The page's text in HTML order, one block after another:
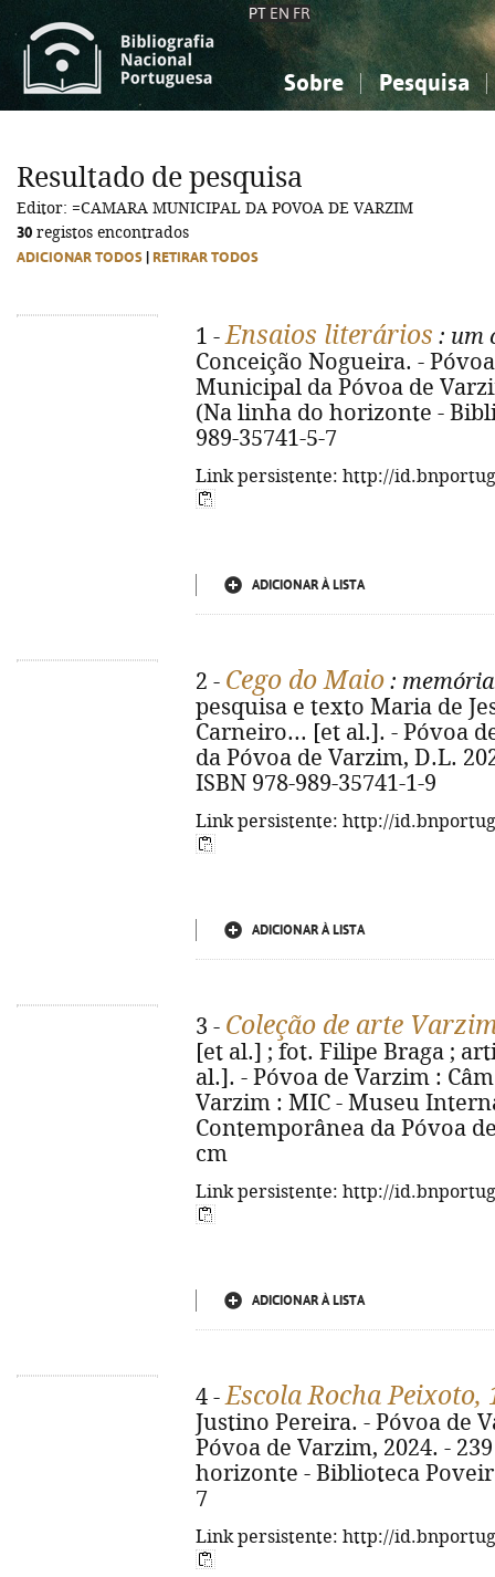
PT EN FR
Sobre Pesquisa
Ciências sociais...
Ciências sociais...
Resultado de pesquisa
Editor: =CAMARA MUNICIPAL DA POVOA DE VARZIM
30 registos encontrados
ADICIONAR TODOS RETIRAR TODOS
1 -Ensaios literários : um
Conceição Nogueira. -
Municipal da Póvoa de
(Na linha do horizonte -
989-35741-5-7
Link persistente: http://
ADICIONAR À LISTA
2 - Cego do Maio :
pesquisa e texto Maria de
Carneiro... [et al.]. - Póvoa
da Póvoa de Varzim, D.L.
ISBN 978-989-35741-1-9
Link persistente: http://
ADICIONAR À LISTA
3 - Coleção de arte
[et al.] ; fot. Filipe Braga ;
al.]. - Póvoa de Varzim :
Varzim : MIC - Museu
Contemporânea da Póvoa
cm
Link persistente: http://
ADICIONAR À LISTA
4 -Escola Rocha Peixoto,
Justino Pereira. - Póvoa de
Póvoa de Varzim, 2024. -
horizonte - Biblioteca
7
Link persistente: http://